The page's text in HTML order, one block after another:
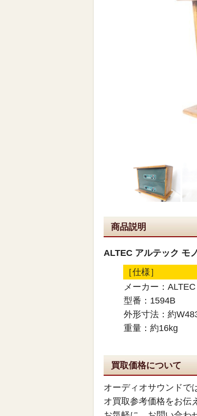
商品説明
ALTEC アルテック モ
［仕様］
メーカー：ALTEC
型番：1594B
外形寸法：約
重量：約16kg
買取価格について
オーディオサウンドで
オ買取参考価格をお伝